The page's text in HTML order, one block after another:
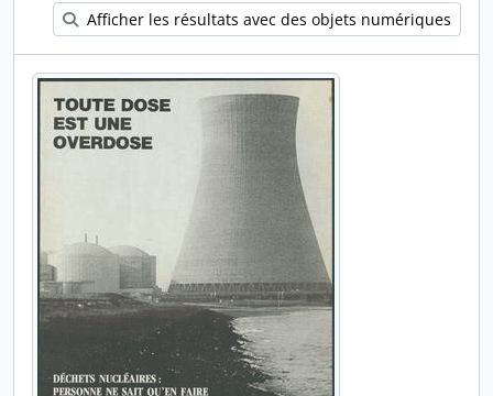
Afficher les résultats avec des objets numériques